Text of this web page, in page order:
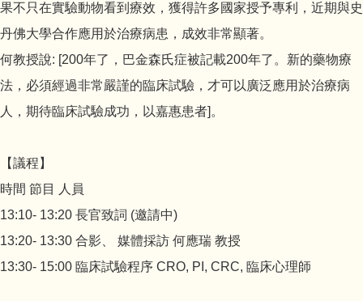
果不只在實驗動物看到療效，獲得許多國家授予專利，近期與史
丹佛大學合作應用於治療病患，成效非常顯著。
何教授說: [200年了，巴金森氏症被記載200年了。新的藥物療
法，必須經過非常嚴謹的臨床試驗，才可以廣泛應用於治療病
人，期待臨床試驗成功，以嘉惠患者]。
【議程】
時間 節目 人員
13:10- 13:20 長官致詞 (邀請中)
13:20- 13:30 合影、 媒體採訪 何應瑞 教授
13:30- 15:00 臨床試驗程序 CRO, PI, CRC, 臨床心理師